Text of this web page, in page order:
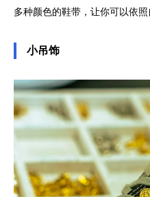
多种颜色的鞋带，让你可以依照
小吊饰